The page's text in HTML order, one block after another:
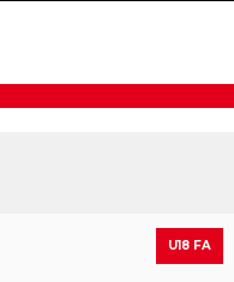
U18 FA